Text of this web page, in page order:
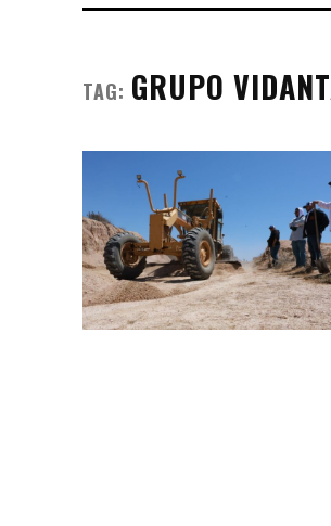
TAG: GRUPO